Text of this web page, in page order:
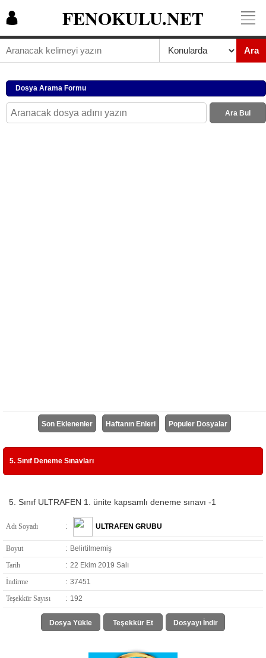
FENOKULU.NET
Ara
Dosya Arama Formu
Ara Bul
Son Eklenenler Haftanın Enleri Populer Dosyalar
5. Sınıf Deneme Sınavları
5. Sınıf ULTRAFEN 1. ünite kapsamlı deneme sınavı -1
Adı Soyadı : ULTRAFEN GRUBU
Boyut : Belirtilmemiş
Tarih
: 22 Ekim 2019 Salı
İndirme
: 37451
Teşekkür Sayısı
: 192
Dosya Yükle Teşekkür Et Dosyayı İndir